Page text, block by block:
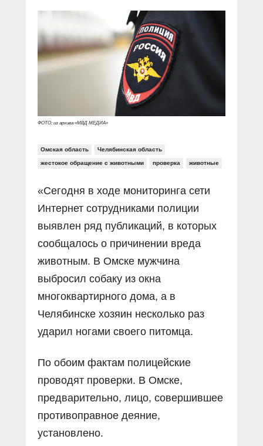
Документальные фильмы
Специальный репортаж
КиберПОСТОВОЙ
Журнал «Полиция России»
Контакты
Вакансии
ФОТО: из архива «МВД МЕДИА»
Омская область Челябинская область
жестокое обращение с животными проверка животные
«Сегодня в ходе мониторинга сети
Интернет сотрудниками полиции
выявлен ряд публикаций, в которых
сообщалось о причинении вреда
животным. В Омске мужчина
выбросил собаку из окна
многоквартирного дома, а в
Челябинске хозяин несколько раз
ударил ногами своего питомца.
По обоим фактам полицейские
проводят проверки. В Омске,
предварительно, лицо, совершившее
противоправное деяние,
установлено.